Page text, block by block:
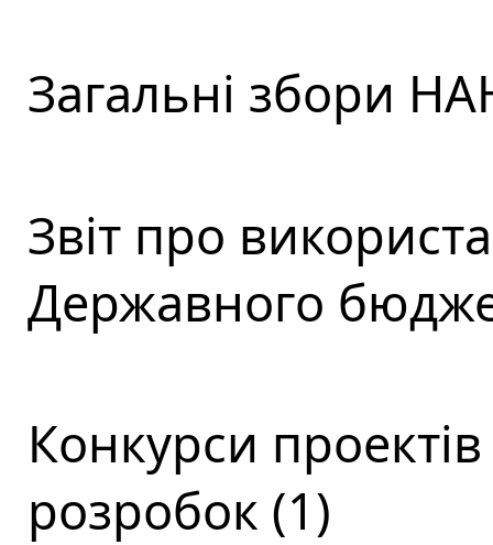
Загальні збори
Звіт про
Державного
Конкурси
розробок (1)